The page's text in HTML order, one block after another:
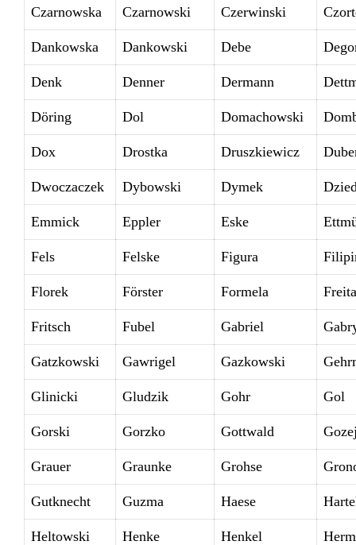
Czarnowska Czarnowski Czerwinski
Dankowska Dankowski Debe
Denk Denner Dermann
Döring Dol Domachowski
Dox Drostka Druszkiewicz
Dwoczaczek Dybowski Dymek
Emmick Eppler Eske
Fels Felske Figura
Florek Förster Formela
Fritsch Fubel Gabriel
Gatzkowski Gawrigel Gazkowski
Glinicki Gludzik Gohr Gol
Gorski Gorzko Gottwald
Grauer Graunke Grohse
Gutknecht Guzma Haese
Heltowski Henke Henkel